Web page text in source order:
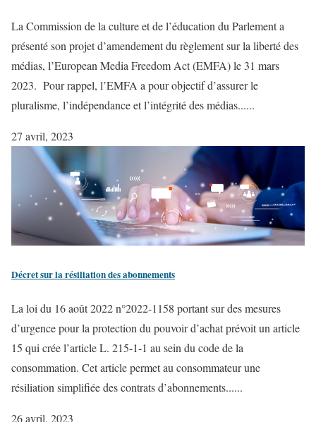
La Commission de la culture et de l’éducation du Parlement a
présenté son projet d’amendement du règlement sur la liberté des
médias, l’European Media Freedom Act (EMFA) le 31 mars
2023. Pour rappel, l’EMFA a pour objectif d’assurer le
pluralisme, l’indépendance et l’intégrité des médias......
27 avril, 2023
Décret sur la résiliation des abonnements
La loi du 16 août 2022 n°2022-1158 portant sur des mesures
d’urgence pour la protection du pouvoir d’achat prévoit un article
15 qui crée l’article L. 215-1-1 au sein du code de la
consommation. Cet article permet au consommateur une
résiliation simplifiée des contrats d’abonnements......
26 avril, 2023